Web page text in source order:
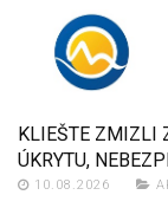
KLIEŠTE ZMIZLI
ÚKRYTU,
10.08.2026